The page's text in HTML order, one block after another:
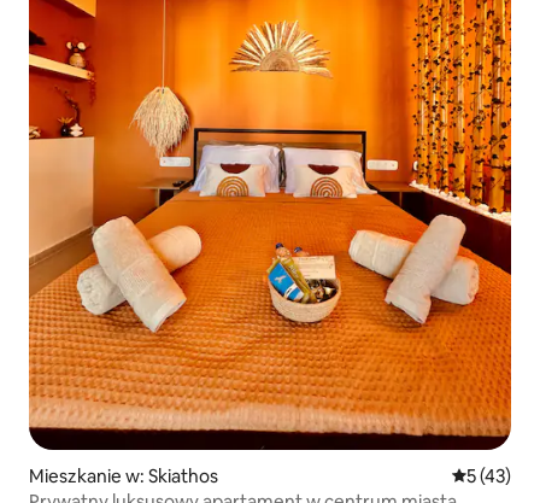
Mieszkanie w: Skiathos Średnia
5 (43)